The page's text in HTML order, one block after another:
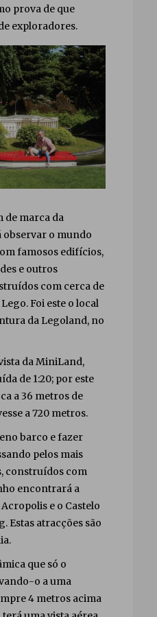
prova de que
exploradores.
de marca da
observar o mundo
famosos edifícios,
e outros
com cerca de
Foi este o local
da Legoland, no
da MiniLand,
de 1:20; por este
a 36 metros de
a 720 metros.
barco e fazer
pelos mais
construídos com
encontrará a
e o Castelo
Estas atracções são
que só o
o a uma
4 metros acima